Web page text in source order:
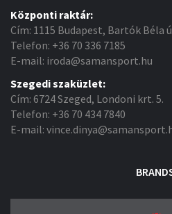
Központi raktár:
Cím: 1115 Budapest, Bartók Béla
Telefon: +36 70 336 7185
E-mail: iroda@samansport.hu
Szegedi szaküzlet:
Cím: 6724 Szeged, Londoni krt. 5.
Telefon: +36 70 434 7840
E-mail: